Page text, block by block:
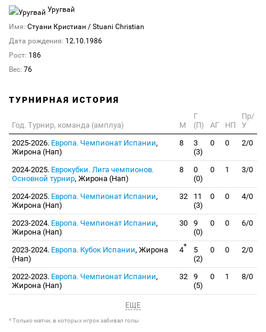
Уругвай
Имя: Стуани Кристиан / Stuani Christian
Дата рождения: 12.10.1986
Рост: 186
Вес: 76
ТУРНИРНАЯ ИСТОРИЯ
Год. Турнир, команда (амплуа) М
Г
(П)
АГ НП
Пр/
У
2025-2026. Европа. Чемпионат Испании,
Жирона (Нап)
8
3
(3)
0 0 2/0
2024-2025. Еврокубки. Лига чемпионов.
Основной турнир, Жирона (Нап)
8
0
(0)
0 1 3/0
2024-2025. Европа. Чемпионат Испании,
Жирона (Нап)
32
11
(3)
0 0 4/0
2023-2024. Европа. Чемпионат Испании,
Жирона (Нап)
30
9
(0)
0 0 6/0
2023-2024. Европа. Кубок Испании, Жирона
(Нап)
4*
5
(2)
0 0 2/0
2022-2023. Европа. Чемпионат Испании,
Жирона (Нап)
32
9
(5)
0 1 8/0
ЕЩЕ
* Только матчи, в которых игрок забивал голы